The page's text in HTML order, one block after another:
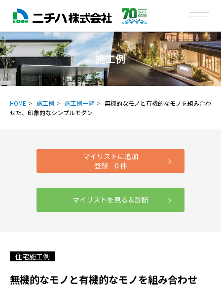
施工例
HOME 施工例 施工例一覧
無機的なモノと有機的なモノを組み合わ
せた、印象的なシンプルモダン
マイリストに追加
登録 0 件
マイリストを見る＆診断
住宅施工例
無機的なモノと有機的なモノを組み合わせ